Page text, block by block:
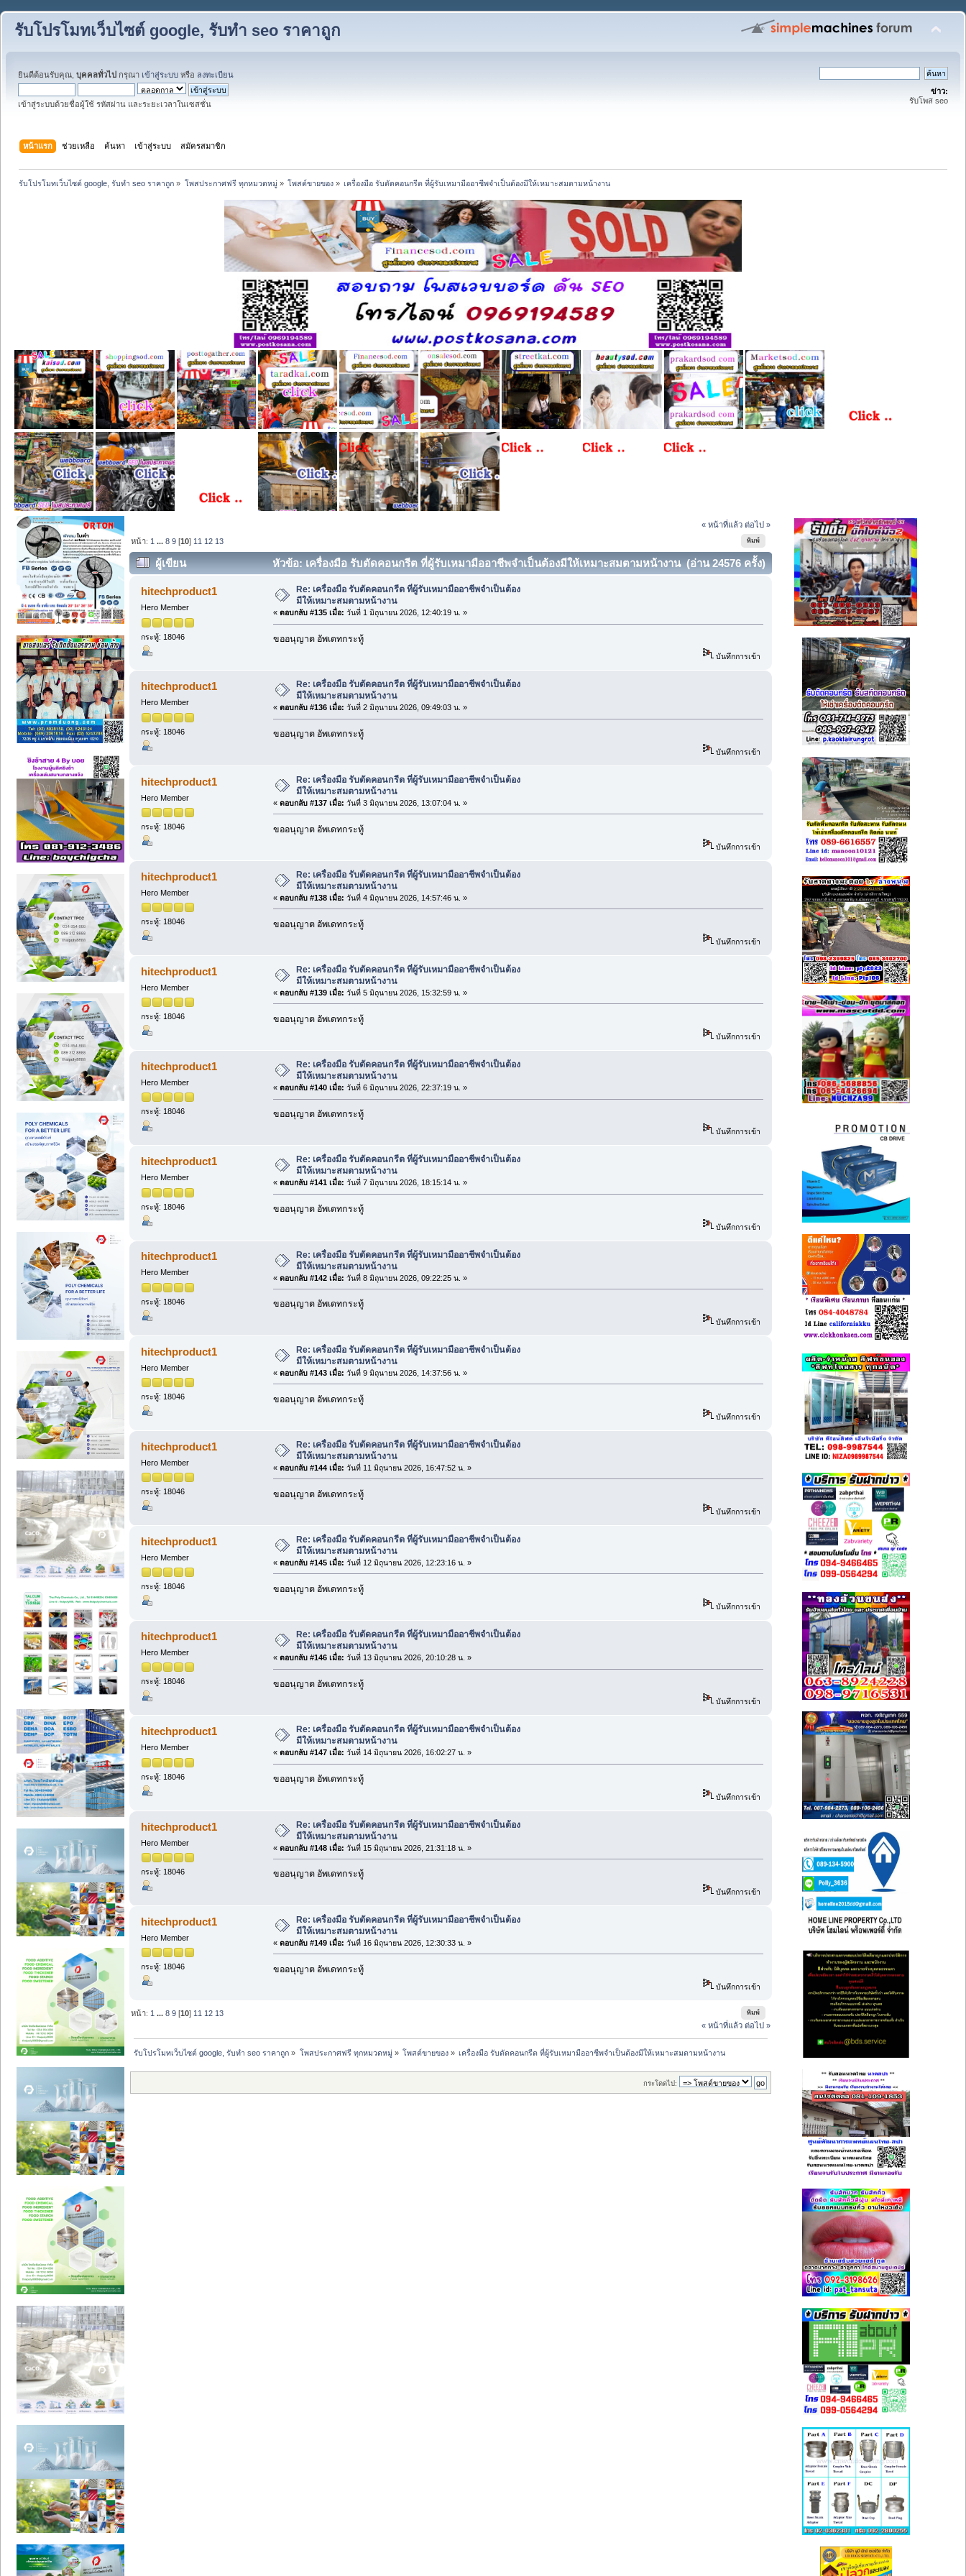
รับโปรโมทเว็บไซต์ google, รับทำ seo ราคาถูก
ยินดีต้อนรับคุณ, บุคคลทั่วไป กรุณา เข้าสู่ระบบ หรือ ลงทะเบียน
เข้าสู่ระบบด้วยชื่อผู้ใช้ รหัสผ่าน และระยะเวลาในเซสชั่น
ข่าว:
รับโพส seo
หน้าแรก ช่วยเหลือ ค้นหา เข้าสู่ระบบ สมัครสมาชิก
รับโปรโมทเว็บไซต์ google, รับทำ seo ราคาถูก » โพสประกาศฟรี ทุกหมวดหมู่» โพสต์ขายของ» เครื่องมือ รับตัดคอนกรีต ที่ผู้รับเหมามืออาชีพจำเป็นต้องมีให้เหมาะสมตามหน้างาน
« หน้าที่แล้ว ต่อไป »
พิมพ์
หน้า: 1 ...8 9 [10] 11 12 13
ผู้เขียน หัวข้อ: เครื่องมือ รับตัดคอนกรีต ที่ผู้รับเหมามืออาชีพจำเป็นต้องมีให้เหมาะสมตามหน้างาน (อ่าน 24576 ครั้ง)
hitechproduct1
Hero Member
กระทู้: 18046
Re: เครื่องมือ รับตัดคอนกรีต ที่ผู้รับเหมามืออาชีพจำเป็นต้อง
มีให้เหมาะสมตามหน้างาน
« ตอบกลับ #135 เมื่อ: วันที่ 1 มิถุนายน 2026, 12:40:19 น. »
ขออนุญาต อัพเดทกระทู้
บันทึกการเข้า
hitechproduct1
Hero Member
กระทู้: 18046
Re: เครื่องมือ รับตัดคอนกรีต ที่ผู้รับเหมามืออาชีพจำเป็นต้อง
มีให้เหมาะสมตามหน้างาน
« ตอบกลับ #136 เมื่อ: วันที่ 2 มิถุนายน 2026, 09:49:03 น. »
ขออนุญาต อัพเดทกระทู้
บันทึกการเข้า
hitechproduct1
Hero Member
กระทู้: 18046
Re: เครื่องมือ รับตัดคอนกรีต ที่ผู้รับเหมามืออาชีพจำเป็นต้อง
มีให้เหมาะสมตามหน้างาน
« ตอบกลับ #137 เมื่อ: วันที่ 3 มิถุนายน 2026, 13:07:04 น. »
ขออนุญาต อัพเดทกระทู้
บันทึกการเข้า
hitechproduct1
Hero Member
กระทู้: 18046
Re: เครื่องมือ รับตัดคอนกรีต ที่ผู้รับเหมามืออาชีพจำเป็นต้อง
มีให้เหมาะสมตามหน้างาน
« ตอบกลับ #138 เมื่อ: วันที่ 4 มิถุนายน 2026, 14:57:46 น. »
ขออนุญาต อัพเดทกระทู้
บันทึกการเข้า
hitechproduct1
Hero Member
กระทู้: 18046
Re: เครื่องมือ รับตัดคอนกรีต ที่ผู้รับเหมามืออาชีพจำเป็นต้อง
มีให้เหมาะสมตามหน้างาน
« ตอบกลับ #139 เมื่อ: วันที่ 5 มิถุนายน 2026, 15:32:59 น. »
ขออนุญาต อัพเดทกระทู้
บันทึกการเข้า
hitechproduct1
Hero Member
กระทู้: 18046
Re: เครื่องมือ รับตัดคอนกรีต ที่ผู้รับเหมามืออาชีพจำเป็นต้อง
มีให้เหมาะสมตามหน้างาน
« ตอบกลับ #140 เมื่อ: วันที่ 6 มิถุนายน 2026, 22:37:19 น. »
ขออนุญาต อัพเดทกระทู้
บันทึกการเข้า
hitechproduct1
Hero Member
กระทู้: 18046
Re: เครื่องมือ รับตัดคอนกรีต ที่ผู้รับเหมามืออาชีพจำเป็นต้อง
มีให้เหมาะสมตามหน้างาน
« ตอบกลับ #141 เมื่อ: วันที่ 7 มิถุนายน 2026, 18:15:14 น. »
ขออนุญาต อัพเดทกระทู้
บันทึกการเข้า
hitechproduct1
Hero Member
กระทู้: 18046
Re: เครื่องมือ รับตัดคอนกรีต ที่ผู้รับเหมามืออาชีพจำเป็นต้อง
มีให้เหมาะสมตามหน้างาน
« ตอบกลับ #142 เมื่อ: วันที่ 8 มิถุนายน 2026, 09:22:25 น. »
ขออนุญาต อัพเดทกระทู้
บันทึกการเข้า
hitechproduct1
Hero Member
กระทู้: 18046
Re: เครื่องมือ รับตัดคอนกรีต ที่ผู้รับเหมามืออาชีพจำเป็นต้อง
มีให้เหมาะสมตามหน้างาน
« ตอบกลับ #143 เมื่อ: วันที่ 9 มิถุนายน 2026, 14:37:56 น. »
ขออนุญาต อัพเดทกระทู้
บันทึกการเข้า
hitechproduct1
Hero Member
กระทู้: 18046
Re: เครื่องมือ รับตัดคอนกรีต ที่ผู้รับเหมามืออาชีพจำเป็นต้อง
มีให้เหมาะสมตามหน้างาน
« ตอบกลับ #144 เมื่อ: วันที่ 11 มิถุนายน 2026, 16:47:52 น. »
ขออนุญาต อัพเดทกระทู้
บันทึกการเข้า
hitechproduct1
Hero Member
กระทู้: 18046
Re: เครื่องมือ รับตัดคอนกรีต ที่ผู้รับเหมามืออาชีพจำเป็นต้อง
มีให้เหมาะสมตามหน้างาน
« ตอบกลับ #145 เมื่อ: วันที่ 12 มิถุนายน 2026, 12:23:16 น. »
ขออนุญาต อัพเดทกระทู้
บันทึกการเข้า
hitechproduct1
Hero Member
กระทู้: 18046
Re: เครื่องมือ รับตัดคอนกรีต ที่ผู้รับเหมามืออาชีพจำเป็นต้อง
มีให้เหมาะสมตามหน้างาน
« ตอบกลับ #146 เมื่อ: วันที่ 13 มิถุนายน 2026, 20:10:28 น. »
ขออนุญาต อัพเดทกระทู้
บันทึกการเข้า
hitechproduct1
Hero Member
กระทู้: 18046
Re: เครื่องมือ รับตัดคอนกรีต ที่ผู้รับเหมามืออาชีพจำเป็นต้อง
มีให้เหมาะสมตามหน้างาน
« ตอบกลับ #147 เมื่อ: วันที่ 14 มิถุนายน 2026, 16:02:27 น. »
ขออนุญาต อัพเดทกระทู้
บันทึกการเข้า
hitechproduct1
Hero Member
กระทู้: 18046
Re: เครื่องมือ รับตัดคอนกรีต ที่ผู้รับเหมามืออาชีพจำเป็นต้อง
มีให้เหมาะสมตามหน้างาน
« ตอบกลับ #148 เมื่อ: วันที่ 15 มิถุนายน 2026, 21:31:18 น. »
ขออนุญาต อัพเดทกระทู้
บันทึกการเข้า
hitechproduct1
Hero Member
กระทู้: 18046
Re: เครื่องมือ รับตัดคอนกรีต ที่ผู้รับเหมามืออาชีพจำเป็นต้อง
มีให้เหมาะสมตามหน้างาน
« ตอบกลับ #149 เมื่อ: วันที่ 16 มิถุนายน 2026, 12:30:33 น. »
ขออนุญาต อัพเดทกระทู้
บันทึกการเข้า
พิมพ์
หน้า: 1 ...8 9 [10] 11 12 13
« หน้าที่แล้ว ต่อไป »
รับโปรโมทเว็บไซต์ google, รับทำ seo ราคาถูก » โพสประกาศฟรี ทุกหมวดหมู่» โพสต์ขายของ» เครื่องมือ รับตัดคอนกรีต ที่ผู้รับเหมามืออาชีพจำเป็นต้องมีให้เหมาะสมตามหน้างาน
กระโดดไป: